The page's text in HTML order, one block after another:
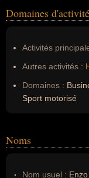
Domaines d'activité
Activités
Autres activités :
Domaines :
Sport motorisé
Noms
Nom usuel :